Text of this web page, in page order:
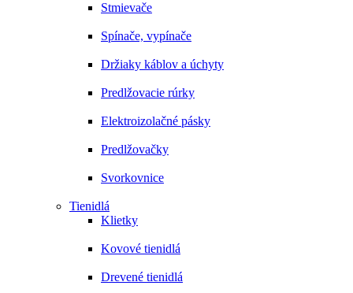
Stmievače
Spínače, vypínače
Držiaky káblov a úchyty
Predlžovacie rúrky
Elektroizolačné pásky
Predlžovačky
Svorkovnice
Tienidlá
Klietky
Kovové tienidlá
Drevené tienidlá